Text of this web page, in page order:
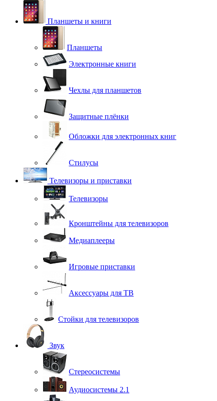
Планшеты и книги
Планшеты
Электронные книги
Чехлы для планшетов
Защитные плёнки
Обложки для электронных книг
Стилусы
Телевизоры и приставки
Телевизоры
Кронштейны для телевизоров
Медиаплееры
Игровые приставки
Аксессуары для ТВ
Стойки для телевизоров
Звук
Стереосистемы
Аудиосистемы 2.1